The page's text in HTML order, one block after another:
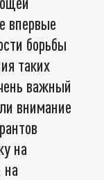
впервые
борьбы
таких
важный
внимание
на
на